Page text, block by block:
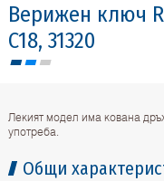
Верижен ключ
C18, 31320
Лекият модел има кована
употреба.
Общи